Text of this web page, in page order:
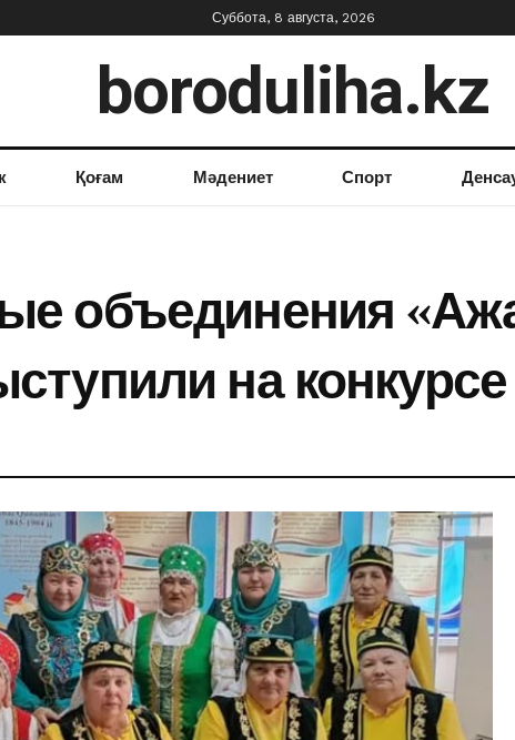
Суббота, 8 августа, 2026
boroduliha.kz
Қоғам Мәдениет Спорт
объединения
на